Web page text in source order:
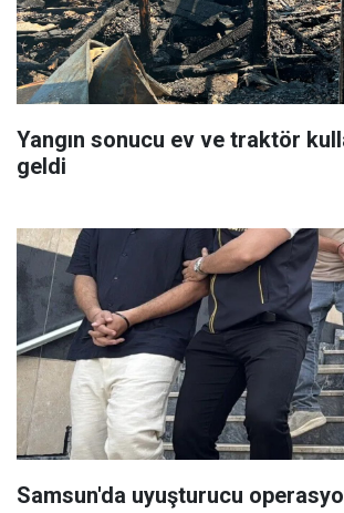
Yangın sonucu ev ve traktör
geldi
Samsun'da uyuşturucu